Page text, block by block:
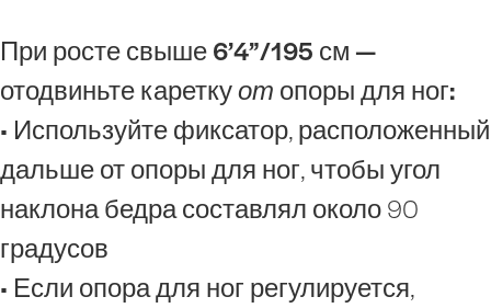
При росте свыше 6’4”/195 см —
отодвиньте кареткуот опоры для ног:
• Используйте фиксатор, расположенный
дальше от опоры для ног, чтобы угол
наклона бедра составлял около 90
градусов
• Если опора для ног регулируется,